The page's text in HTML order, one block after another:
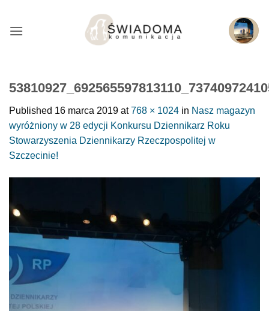
treści
Published 16 marca 2019 at768 × 1024 in Nasz magazyn
wyróżniony w 28 edycji Konkursu Dziennikarz Roku
Stowarzyszenia Dziennikarzy Rzeczpospolitej w
Szczecinie!